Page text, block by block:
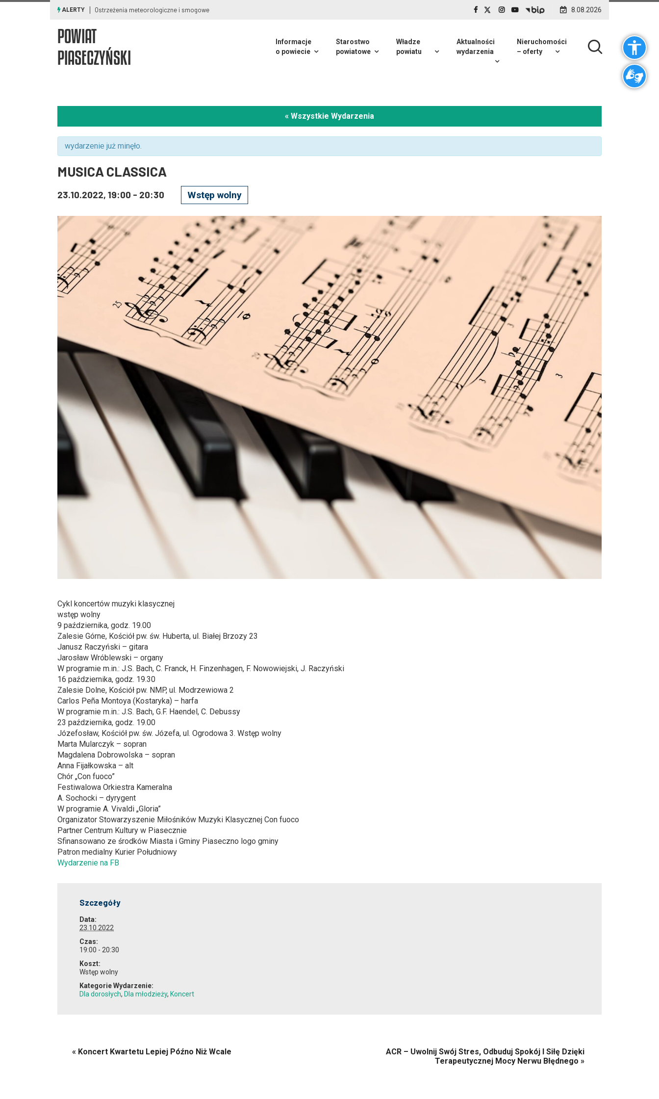
ALERTY Ostrzeżenia meteorologiczne i smogowe 8.08.2026
POWIAT
PIASECZYŃSKI
Informacje
o powiecie
Starostwo
powiatowe
Władze
powiatu
Aktualności
wydarzenia
Nieruchomości
– oferty
« Wszystkie Wydarzenia
wydarzenie już minęło.
MUSICA CLASSICA
23.10.2022, 19:00 - 20:30 Wstęp wolny
Cykl koncertów muzyki klasycznej
wstęp wolny
9 października, godz. 19.00
Zalesie Górne, Kościół pw. św. Huberta, ul. Białej Brzozy 23
Janusz Raczyński – gitara
Jarosław Wróblewski – organy
W programie m.in.: J.S. Bach, C. Franck, H. Finzenhagen, F. Nowowiejski, J. Raczyński
16 października, godz. 19.30
Zalesie Dolne, Kościół pw. NMP, ul. Modrzewiowa 2
Carlos Peña Montoya (Kostaryka) – harfa
W programie m.in.: J.S. Bach, G.F. Haendel, C. Debussy
23 października, godz. 19.00
Józefosław, Kościół pw. św. Józefa, ul. Ogrodowa 3. Wstęp wolny
Marta Mularczyk – sopran
Magdalena Dobrowolska – sopran
Anna Fijałkowska – alt
Chór „Con fuoco”
Festiwalowa Orkiestra Kameralna
A. Sochocki – dyrygent
W programie A. Vivaldi „Gloria”
Organizator Stowarzyszenie Miłośników Muzyki Klasycznej Con fuoco
Partner Centrum Kultury w Piasecznie
Sfinansowano ze środków Miasta i Gminy Piaseczno logo gminy
Patron medialny Kurier Południowy
Wydarzenie na FB
Szczegóły
Data:
23.10.2022
Czas:
19:00 - 20:30
Koszt:
Wstęp wolny
Kategorie Wydarzenie:
Dla dorosłych, Dla młodzieży, Koncert
« Koncert Kwartetu Lepiej Późno Niż Wcale
ACR – Uwolnij Swój Stres, Odbuduj Spokój I Siłę Dzięki
Terapeutycznej Mocy Nerwu Błędnego »